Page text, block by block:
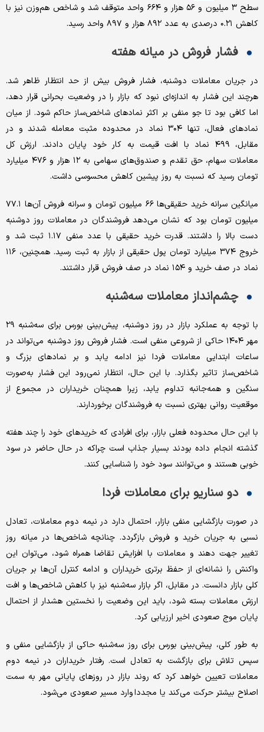
سطح ۳ میلیون و ۵۶ هزار و ۶۶۴ واحد متوقف شد و شاخص هم‌وزن نیز با
کاهش ۰.۲۱ درصدی به عدد ۸۹۲ هزار و ۸۹۷ واحد رسید.
فشار فروش در میانه هفته
در جریان معاملات دوشنبه، فشار فروش بیش از حد انتظار ظاهر شد.
هرچند این فشار به اندازه‌ای نبود که بازار را در وضعیت بحرانی قرار دهد،
اما کافی بود تا جو منفی بر اکثر نمادهای شاخص‌ساز حاکم شود. از میان
نمادهای فعال، تنها ۳۰۴ نماد در محدوده مثبت معامله شدند و در
مقابل، ۴۹۹ نماد با افت قیمت به کار خود پایان دادند. ارزش کل
معاملات سهام، حق تقدم و صندوق‌های سهامی به ۱۲ هزار و ۴۷۶ میلیارد
تومان رسید که نسبت به روز پیشین کاهش محسوسی داشت.
میانگین سرانه خرید حقیقی‌ها ۶۶ میلیون تومان و سرانه فروش آن‌ها ۷۷.۱
میلیون تومان بود که نشان می‌دهد فروشندگان در معاملات روز دوشنبه
دست بالا را داشتند. قدرت خرید حقیقی با عدد منفی ۱.۱۷ ثبت شد و
خروج ۳۷۴ میلیارد تومان پول حقیقی از بازار به ثبت رسید. همچنین، ۱۱۶
نماد در صف خرید و ۱۵۴ نماد در صف فروش قرار داشتند.
چشم‌انداز معاملات سه‌شنبه
با توجه به عملکرد بازار در روز دوشنبه، پیش‌بینی بورس برای سه‌شنبه ۲۹
مهر ۱۴۰۴ حاکی از شروعی منفی است. فشار فروش روز دوشنبه می‌تواند در
ساعات ابتدایی معاملات فردا نیز ادامه یابد و بر نمادهای بزرگ و
شاخص‌ساز تاثیر بگذارد. با این حال، انتظار نمی‌رود این فشار به‌صورت
سنگین و همه‌جانبه تداوم یابد، زیرا همچنان خریداران در مجموع از
موقعیت روانی بهتری نسبت به فروشندگان برخوردارند.
با این حال محدوده فعلی بازار، برای افرادی که خریدهای خود را چند هفته
گذشته انجام داده بودند بسیار جذاب است چراکه در حال حاضر در سود
خوبی هستند و می‌توانند سود خود را شناسایی کنند.
دو سناریو برای معاملات فردا
در صورت بازگشایی منفی بازار، احتمال دارد در نیمه دوم معاملات، تعادل
نسبی به جریان خرید و فروش بازگردد. چنانچه شاخص‌ها در میانه روز
تغییر جهت دهند و معاملات با افزایش تقاضا همراه شود، می‌توان این
واکنش را نشانه‌ای از حفظ برتری خریداران و ادامه کنترل آن‌ها بر جریان
کلی بازار دانست. در مقابل، اگر بازار سه‌شنبه نیز با کاهش شاخص‌ها و افت
ارزش معاملات بسته شود، باید این وضعیت را نخستین هشدار از احتمال
پایان موج صعودی اخیر ارزیابی کرد.
به طور کلی، پیش‌بینی بورس برای روز سه‌شنبه حاکی از بازگشایی منفی و
سپس تلاش برای بازگشت به تعادل است. رفتار خریداران در نیمه دوم
معاملات تعیین خواهد کرد که روند بازار در روزهای پایانی مهر به سمت
اصلاح بیشتر حرکت می‌کند یا مجددا وارد مسیر صعودی می‌شود.